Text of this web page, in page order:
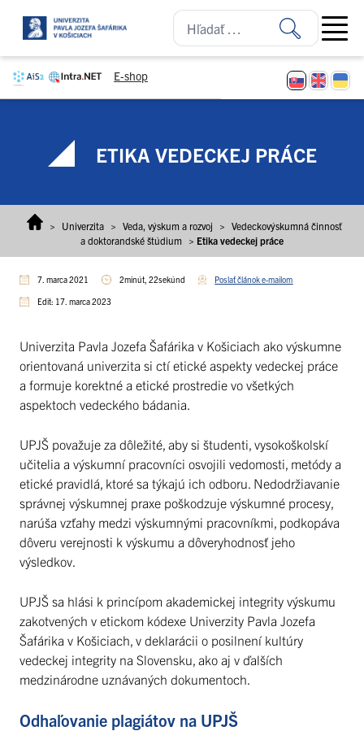
E-shop
Open
ETIKA VEDECKEJ PRÁCE
> Univerzita > Veda, výskum a rozvoj > Vedeckovýskumná činnosť
a doktorandské štúdium > Etika vedeckej práce
7. marca 2021 2minút, 22sekúnd Poslať článok e-mailom
Edit: 17. marca 2023
Univerzita Pavla Jozefa Šafárika v Košiciach ako výskumne
orientovaná univerzita si ctí etické aspekty vedeckej práce
a formuje korektné a etické prostredie vo všetkých
aspektoch vedeckého bádania.
UPJŠ považuje za dôležité, aby si študenti, vysokoškolskí
učitelia a výskumní pracovníci osvojili vedomosti, metódy a
etické pravidlá, ktoré sa týkajú ich odboru. Nedodržiavanie
správnej výskumnej praxe poškodzuje výskumné procesy,
narúša vzťahy medzi výskumnými pracovníkmi, podkopáva
dôveru verejnosti k výskumu a dôveryhodnosť jeho
výsledkov.
UPJŠ sa hlási k princípom akademickej integrity výskumu
zakotvených v etickom kódexe Univerzity Pavla Jozefa
Šafárika v Košiciach, v deklarácii o posilnení kultúry
vedeckej integrity na Slovensku, ako aj v ďalších
medzinárodne uznávaných dokumentoch.
Odhaľovanie plagiátov na UPJŠ